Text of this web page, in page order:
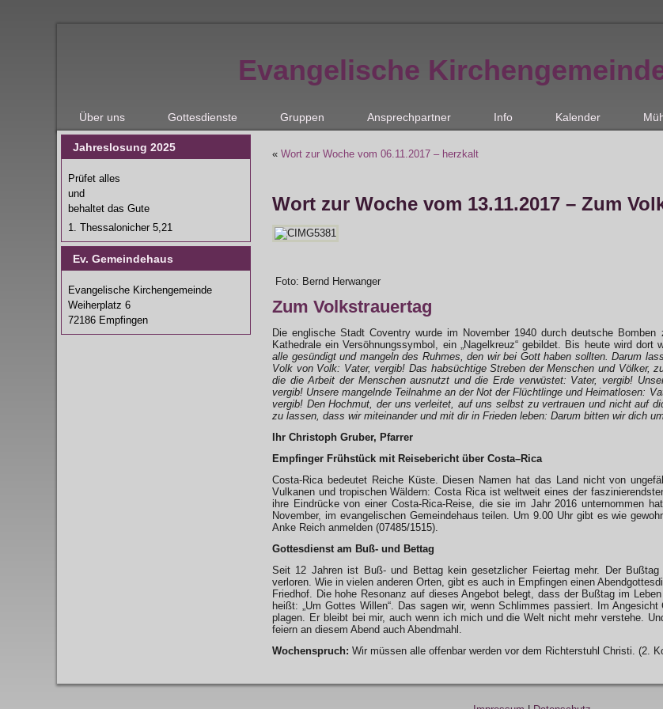
Evangelische
Über uns Gottesdienste Gruppen Ansprechpartner Info Kalender
Jahreslosung 2025
Prüfet alles
und
behaltet das Gute
1. Thessalonicher 5,21
Ev. Gemeindehaus
Evangelische Kirchengemeinde
Weiherplatz 6
72186 Empfingen
« Wort zur Woche vom 06.11.2017 – herzkalt
Wort zur Woche vom 13.11.2017 – Zum
Foto: Bernd Herwanger
Zum Volkstrauertag
Die englische Stadt Coventry wurde im November 1940 durch deutsche
Kathedrale ein Versöhnungssymbol, ein „Nagelkreuz“ gebildet. Bis heute wird
alle gesündigt und mangeln des Ruhmes, den wir bei Gott haben sollten. Darum
Volk von Volk: Vater, vergib! Das habsüchtige Streben der Menschen und Völker,
die die Arbeit der Menschen ausnutzt und die Erde verwüstet: Vater, vergib!
vergib! Unsere mangelnde Teilnahme an der Not der Flüchtlinge und Heimatlosen:
vergib! Den Hochmut, der uns verleitet, auf uns selbst zu vertrauen und nicht auf
zu lassen, dass wir miteinander und mit dir in Frieden leben: Darum bitten wir dich
Ihr Christoph Gruber, Pfarrer
Empfinger Frühstück mit Reisebericht über Costa–Rica
Costa-Rica bedeutet Reiche Küste. Diesen Namen hat das Land nicht von
Vulkanen und tropischen Wäldern: Costa Rica ist weltweit eines der
ihre Eindrücke von einer Costa-Rica-Reise, die sie im Jahr 2016 unternommen
November, im evangelischen Gemeindehaus teilen. Um 9.00 Uhr gibt es wie
Anke Reich anmelden (07485/1515).
Gottesdienst am Buß- und Bettag
Seit 12 Jahren ist Buß- und Bettag kein gesetzlicher Feiertag mehr. Der
verloren. Wie in vielen anderen Orten, gibt es auch in Empfingen einen
Friedhof. Die hohe Resonanz auf dieses Angebot belegt, dass der Bußtag im
heißt: „Um Gottes Willen“. Das sagen wir, wenn Schlimmes passiert. Im
plagen. Er bleibt bei mir, auch wenn ich mich und die Welt nicht mehr verstehe.
feiern an diesem Abend auch Abendmahl.
Wochenspruch: Wir müssen alle offenbar werden vor dem Richterstuhl Christi. (2.